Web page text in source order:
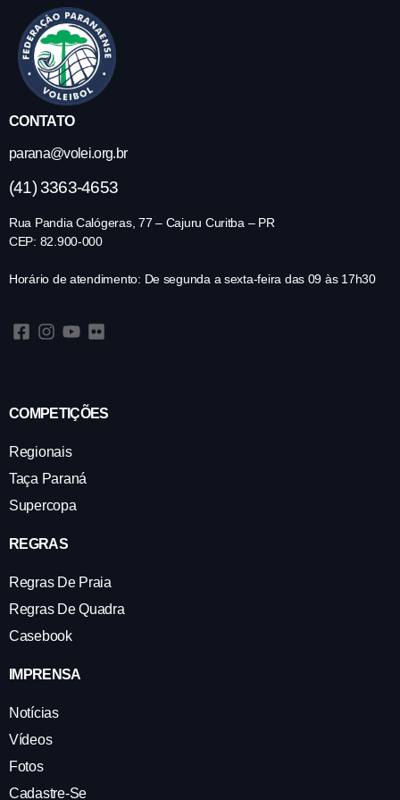
CONTATO
parana@volei.org.br
(41) 3363-4653
Rua Pandia Calógeras, 77 – Cajuru Curitba – PR
CEP: 82.900-000
Horário de atendimento: De segunda a sexta-feira das 09 às 17h30
COMPETIÇÕES
Regionais
Taça Paraná
Supercopa
REGRAS
Regras De Praia
Regras De Quadra
Casebook
IMPRENSA
Notícias
Vídeos
Fotos
Cadastre-Se